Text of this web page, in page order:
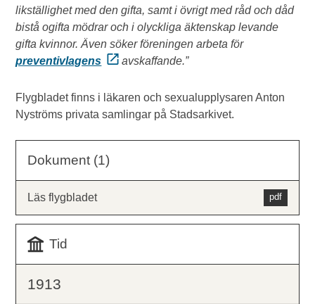
likställighet med den gifta, samt i övrigt med råd och dåd
bistå ogifta mödrar och i olyckliga äktenskap levande
gifta kvinnor. Även söker föreningen arbeta för
preventivlagens
avskaffande.”
Flygbladet finns i läkaren och sexualupplysaren Anton
Nyströms privata samlingar på Stadsarkivet.
Dokument (1)
Läs flygbladet
Tid
1913